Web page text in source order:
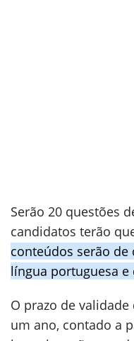
Serão 20 questões
candidatos terão
conteúdos serão
língua portuguesa
O prazo de
um ano, contado a